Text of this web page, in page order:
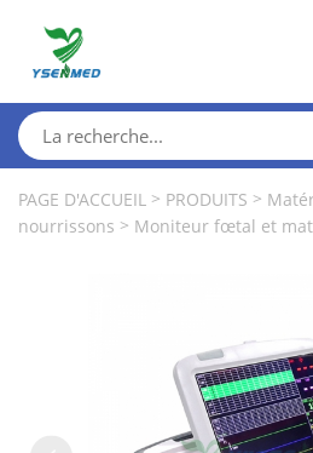
PAGE D'ACCUEIL > PRODUITS >
nourrissons > Moniteur fœtal et